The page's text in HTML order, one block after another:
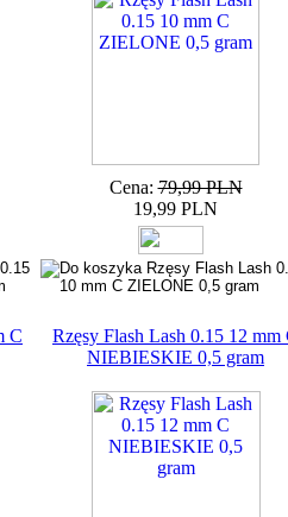
Cena: 79,99 PLN
19,99 PLN
C
Rzęsy Flash Lash 0.15 12 mm
NIEBIESKIE 0,5 gram